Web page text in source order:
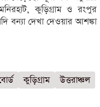
কুড়িগ্রাম ও রংপুর
বন্যা দেখা দেওয়ার আশঙ্কা
কুড়িগ্রাম
উত্তরাঞ্চল